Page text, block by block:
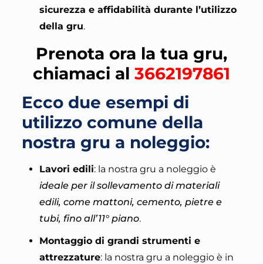
sicurezza e affidabilità durante l’utilizzo
della gru.
Prenota ora la tua gru,
chiamaci al 3662197861
Ecco due esempi di
utilizzo comune della
nostra gru a noleggio:
Lavori edili: la nostra gru a noleggio è
ideale per il sollevamento di materiali
edili, come mattoni, cemento, pietre e
tubi, fino all’11° piano.
Montaggio di grandi strumenti e
attrezzature: la nostra gru a noleggio è in